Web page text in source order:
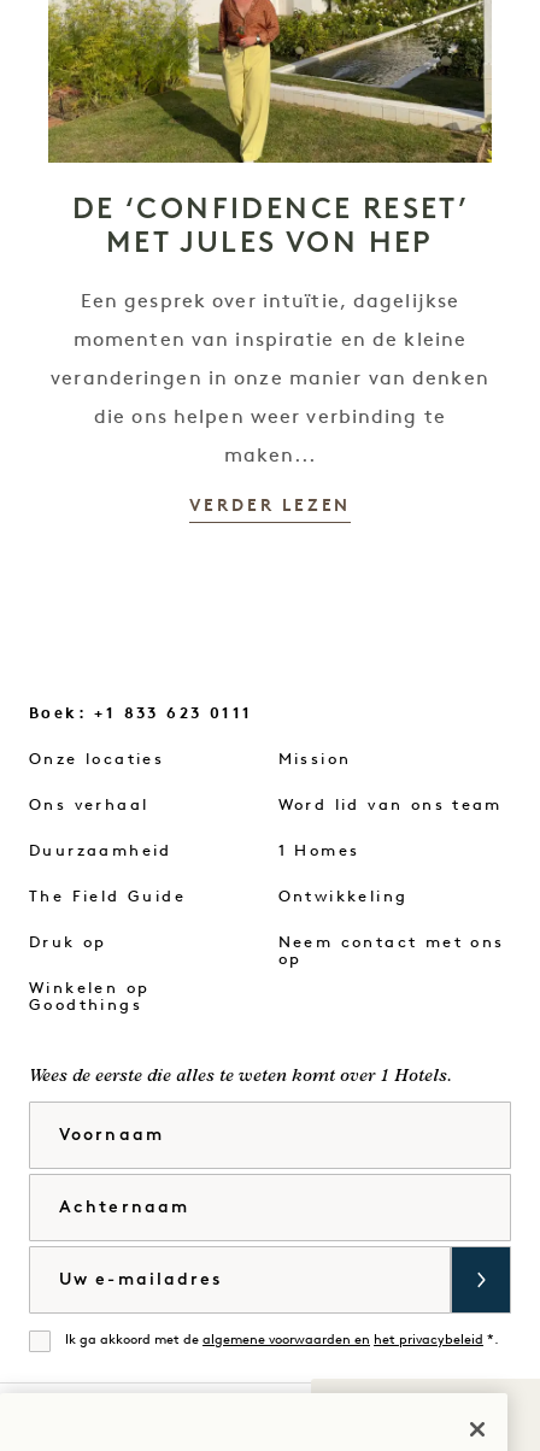
DE ‘CONFIDENCE RESET’
MET JULES VON HEP
Een gesprek over intuïtie, dagelijkse
momenten van inspiratie en de kleine
veranderingen in onze manier van denken
die ons helpen weer verbinding te
maken...
VERDER LEZEN
Boek: +1 833 623 0111
Onze locaties
Ons verhaal
Duurzaamheid
The Field Guide
Druk op
Winkelen op
Goodthings
Mission
Word lid van ons team
1 Homes
Ontwikkeling
Neem contact met ons
op
Wees de eerste die alles te weten komt over 1 Hotels.
Mee eens
Ik ga akkoord met de algemene voorwaarden en het privacybeleid *.